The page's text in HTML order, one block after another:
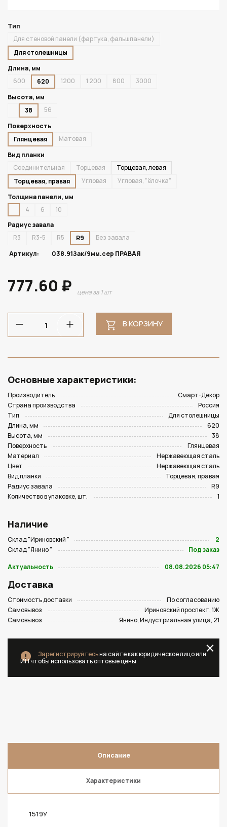
Тип
Для стеновой панели (фартука, фальшпанели)
Для столешницы
Длина, мм
600
620 1200 1 200 800
3000
Высота, мм
38
56
Поверхность
Глянцевая
Матовая
Вид планки
Соединительная
Торцевая
Торцевая, левая
Торцевая, правая
Угловая
Угловая, "ёлочка"
Толщина панели, мм
4
6
10
Радиус завала
R3
R3-5 R5 R9
Без завала
Артикул:
038.91Зак/9мм.сер ПРАВАЯ
777.60 ₽ цена за 1 шт
В КОРЗИНУ
Основные характеристики:
Производитель
Смарт-Декор
Страна производства
Россия
Тип
Для столешницы
Длина, мм
620
Высота, мм
38
Поверхность
Глянцевая
Материал
Нержавеющая сталь
Цвет
Нержавеющая сталь
Вид планки
Торцевая, правая
Радиус завала
R9
Количество в упаковке, шт.
1
Наличие
Склад "Ириновский "
2
Склад "Янино "
Под заказ
Актуальность
08.08.2026 05:47
Доставка
Стоимость доставки
По согласованию
Самовывоз
Ириновский проспект, 1Ж
Самовывоз
Янино, Индустриальная улица, 21
Зарегистрируйтесьна сайте как юридическое лицо или
ИП чтобы использовать оптовые цены
Описание
Характеристики
1519У